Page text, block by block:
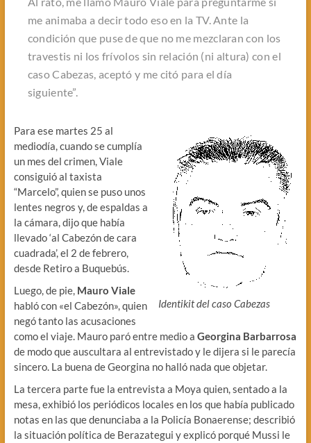
me animaba a decir todo eso en la TV. Ante la
condición que puse de que no me mezclaran con los
travestis ni los frívolos sin relación (ni altura) con el
caso Cabezas, aceptó y me citó para el día
siguiente”.
Identikit del caso Cabezas
Para ese martes 25 al
mediodía, cuando se cumplía
un mes del crimen, Viale
consiguió al taxista
“Marcelo”, quien se puso unos
lentes negros y, de espaldas a
la cámara, dijo que había
llevado ‘al Cabezón de cara
cuadrada’, el 2 de febrero,
desde Retiro a Buquebús.
Luego, de pie, Mauro Viale
habló con «el Cabezón», quien
negó tanto las acusaciones
como el viaje. Mauro paró entre medio a Georgina Barbarrosa
de modo que auscultara al entrevistado y le dijera si le parecía
sincero. La buena de Georgina no halló nada que objetar.
La tercera parte fue la entrevista a Moya quien, sentado a la
mesa, exhibió los periódicos locales en los que había publicado
notas en las que denunciaba a la Policía Bonaerense; describió
la situación política de Berazategui y explicó porqué Mussi le